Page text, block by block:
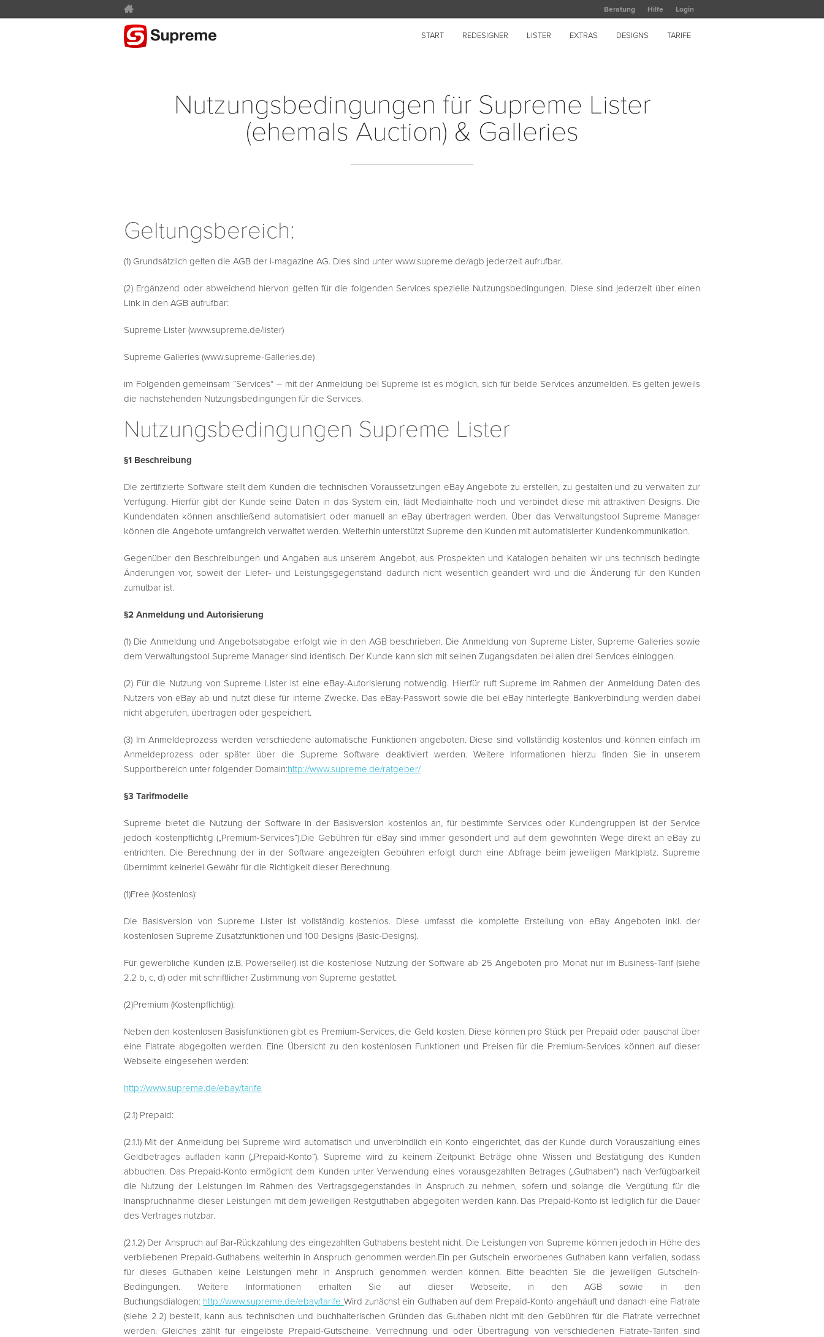
Beratung Hilfe Login
START REDESIGNER LISTER EXTRAS DESIGNS TARIFE
Nutzungsbedingungen für Supreme Lister
(ehemals Auction) & Galleries
Geltungsbereich:
(1) Grundsätzlich gelten die AGB der i-magazine AG. Dies sind unter www.supreme.de/agb jederzeit aufrufbar.
(2) Ergänzend oder abweichend hiervon gelten für die folgenden Services spezielle Nutzungsbedingungen. Diese sind jederzeit über einen
Link in den AGB aufrufbar:
Supreme Lister (www.supreme.de/lister)
Supreme Galleries (www.supreme-Galleries.de)
im Folgenden gemeinsam “Services” – mit der Anmeldung bei Supreme ist es möglich, sich für beide Services anzumelden. Es gelten jeweils
die nachstehenden Nutzungsbedingungen für die Services.
Nutzungsbedingungen Supreme Lister
§1 Beschreibung
Die zertifizierte Software stellt dem Kunden die technischen Voraussetzungen eBay Angebote zu erstellen, zu gestalten und zu verwalten zur
Verfügung. Hierfür gibt der Kunde seine Daten in das System ein, lädt Mediainhalte hoch und verbindet diese mit attraktiven Designs. Die
Kundendaten können anschließend automatisiert oder manuell an eBay übertragen werden. Über das Verwaltungstool Supreme Manager
können die Angebote umfangreich verwaltet werden. Weiterhin unterstützt Supreme den Kunden mit automatisierter Kundenkommunikation.
Gegenüber den Beschreibungen und Angaben aus unserem Angebot, aus Prospekten und Katalogen behalten wir uns technisch bedingte
Änderungen vor, soweit der Liefer- und Leistungsgegenstand dadurch nicht wesentlich geändert wird und die Änderung für den Kunden
zumutbar ist.
§2 Anmeldung und Autorisierung
(1) Die Anmeldung und Angebotsabgabe erfolgt wie in den AGB beschrieben. Die Anmeldung von Supreme Lister, Supreme Galleries sowie
dem Verwaltungstool Supreme Manager sind identisch. Der Kunde kann sich mit seinen Zugangsdaten bei allen drei Services einloggen.
(2) Für die Nutzung von Supreme Lister ist eine eBay-Autorisierung notwendig. Hierfür ruft Supreme im Rahmen der Anmeldung Daten des
Nutzers von eBay ab und nutzt diese für interne Zwecke. Das eBay-Passwort sowie die bei eBay hinterlegte Bankverbindung werden dabei
nicht abgerufen, übertragen oder gespeichert.
(3) Im Anmeldeprozess werden verschiedene automatische Funktionen angeboten. Diese sind vollständig kostenlos und können einfach im
Anmeldeprozess oder später über die Supreme Software deaktiviert werden. Weitere Informationen hierzu finden Sie in unserem
Supportbereich unter folgender Domain:http://www.supreme.de/ratgeber/
§3 Tarifmodelle
Supreme bietet die Nutzung der Software in der Basisversion kostenlos an, für bestimmte Services oder Kundengruppen ist der Service
jedoch kostenpflichtig („Premium-Services“).Die Gebühren für eBay sind immer gesondert und auf dem gewohnten Wege direkt an eBay zu
entrichten. Die Berechnung der in der Software angezeigten Gebühren erfolgt durch eine Abfrage beim jeweiligen Marktplatz. Supreme
übernimmt keinerlei Gewähr für die Richtigkeit dieser Berechnung.
(1)Free (Kostenlos):
Die Basisversion von Supreme Lister ist vollständig kostenlos. Diese umfasst die komplette Erstellung von eBay Angeboten inkl. der
kostenlosen Supreme Zusatzfunktionen und 100 Designs (Basic-Designs).
Für gewerbliche Kunden (z.B. Powerseller) ist die kostenlose Nutzung der Software ab 25 Angeboten pro Monat nur im Business-Tarif (siehe
2.2 b, c, d) oder mit schriftlicher Zustimmung von Supreme gestattet.
(2)Premium (Kostenpflichtig):
Neben den kostenlosen Basisfunktionen gibt es Premium-Services, die Geld kosten. Diese können pro Stück per Prepaid oder pauschal über
eine Flatrate abgegolten werden. Eine Übersicht zu den kostenlosen Funktionen und Preisen für die Premium-Services können auf dieser
Webseite eingesehen werden:
http://www.supreme.de/ebay/tarife
(2.1) Prepaid:
(2.1.1) Mit der Anmeldung bei Supreme wird automatisch und unverbindlich ein Konto eingerichtet, das der Kunde durch Vorauszahlung eines
Geldbetrages aufladen kann („Prepaid-Konto“). Supreme wird zu keinem Zeitpunkt Beträge ohne Wissen und Bestätigung des Kunden
abbuchen. Das Prepaid-Konto ermöglicht dem Kunden unter Verwendung eines vorausgezahlten Betrages („Guthaben“) nach Verfügbarkeit
die Nutzung der Leistungen im Rahmen des Vertragsgegenstandes in Anspruch zu nehmen, sofern und solange die Vergütung für die
Inanspruchnahme dieser Leistungen mit dem jeweiligen Restguthaben abgegolten werden kann. Das Prepaid-Konto ist lediglich für die Dauer
des Vertrages nutzbar.
(2.1.2) Der Anspruch auf Bar-Rückzahlung des eingezahlten Guthabens besteht nicht. Die Leistungen von Supreme können jedoch in Höhe des
verbliebenen Prepaid-Guthabens weiterhin in Anspruch genommen werden.Ein per Gutschein erworbenes Guthaben kann verfallen, sodass
für dieses Guthaben keine Leistungen mehr in Anspruch genommen werden können. Bitte beachten Sie die jeweiligen Gutschein-
Bedingungen. Weitere Informationen erhalten Sie auf dieser Webseite, in den AGB sowie in den
Buchungsdialogen: http://www.supreme.de/ebay/tarife Wird zunächst ein Guthaben auf dem Prepaid-Konto angehäuft und danach eine Flatrate
(siehe 2.2) bestellt, kann aus technischen und buchhalterischen Gründen das Guthaben nicht mit den Gebühren für die Flatrate verrechnet
werden. Gleiches zählt für eingelöste Prepaid-Gutscheine. Verrechnung und oder Übertragung von verschiedenen Flatrate-Tarifen sind